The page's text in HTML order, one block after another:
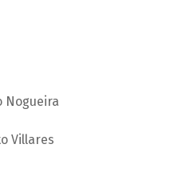
Nogueira
Villares